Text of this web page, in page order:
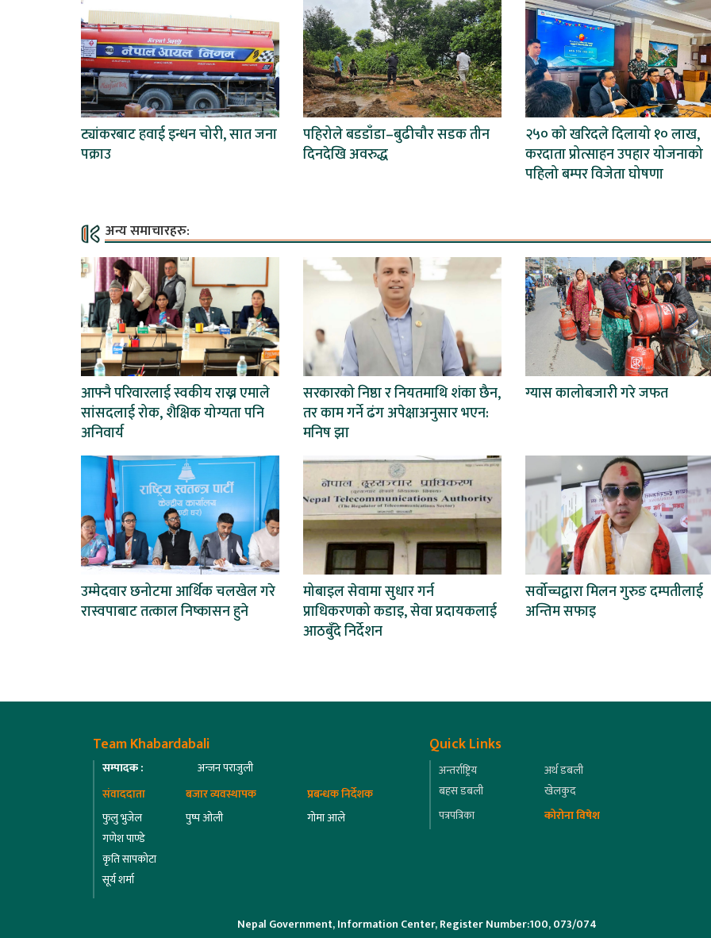
ट्यांकरबाट हवाई इन्धन चोरी, सात जना
पक्राउ
पहिरोले बडडाँडा–बुढीचौर सडक तीन
दिनदेखि अवरुद्ध
२५० को खरिदले दिलायो १० लाख,
करदाता प्रोत्साहन उपहार योजनाको
पहिलो बम्पर विजेता घोषणा
अन्य समाचारहरु:
आफ्नै परिवारलाई स्वकीय राख्न एमाले
सांसदलाई रोक, शैक्षिक योग्यता पनि
अनिवार्य
सरकारको निष्ठा र नियतमाथि शंका छैन,
तर काम गर्ने ढंग अपेक्षाअनुसार भएन:
मनिष झा
ग्यास कालोबजारी गरे जफत
उम्मेदवार छनोटमा आर्थिक चलखेल गरे
रास्वपाबाट तत्काल निष्कासन हुने
मोबाइल सेवामा सुधार गर्न
प्राधिकरणको कडाइ, सेवा प्रदायकलाई
आठबुँदे निर्देशन
सर्वोच्चद्वारा मिलन गुरुङ दम्पतीलाई
अन्तिम सफाइ
Team Khabardabali
सम्पादक :
अन्जन पराजुली
संवाददाता
फुलु भुजेल
गणेश पाण्डे
कृति सापकोटा
सूर्य शर्मा
बजार व्यवस्थापक
पुष्प ओली
प्रबन्धक निर्देशक
गोमा आले
Quick Links
अन्तर्राष्ट्रिय
अर्थ डबली
बहस डबली
खेलकुद
पत्रपत्रिका
कोरोना विषेश
Nepal Government, Information Center, Register Number:100, 073/074